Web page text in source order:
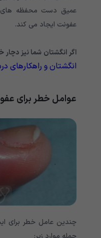
عمیق دست محفظه های
عفونت ایجاد می کند.
اگر انگشتان شما نیز
انگشتان و راهکارهای
عوامل خطر برای
چندین عامل خطر برای